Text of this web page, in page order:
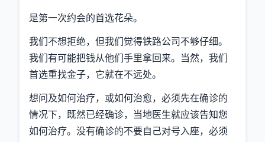
是第一次约会的首选花朵。
我们不想拒绝，但我们觉得铁路公司不够仔细。
我们有可能把钱从他们手里拿回来。当然，我们
首选重找金子，它就在不远处。
想问及如何治疗，或如何治愈，必须先在确诊的
情况下，既然已经确诊，当地医生就应该告知您
如何治疗。没有确诊的不要自己对号入座，必须